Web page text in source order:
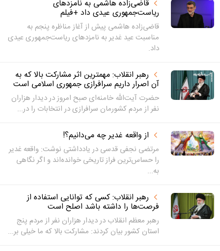
قاضی‌زاده‌ هاشمی به نامزدهای
ریاست‌جمهوری عیدی داد +فیلم
قاضی‌زاده هاشمی پیش از آغاز مناظره پنجم به
مناسبت عید غدیر به نامزدهای ریاست‌جمهوری عیدی
داد.
رهبر انقلاب: مهمترین اثر مشارکت بالا که به
آن اصرار داریم سرافرازی جمهوری اسلامی است
حضرت آیت‌الله خامنه‌ای صبح امروز در دیدار هزاران
نفر از مردم کشورمان سرافرازی در انتخابات را در...
از واقعه غدیر چه می‌دانیم؟!
مرتضی نجفی قدسی در یادداشتی نوشت: واقعه غدیر
را حساس‌ترین فراز تاریخی خوانده‌اند و اگر نگاهی
به...
رهبر انقلاب: کسی که توانایی استفاده از
فرصت‌ها را داشته باشد اصلح است
رهبر معظم انقلاب در دیدار هزاران نفر از مردم پنج
استان کشور بیان کردند: مشارکت بالا که ما خیلی بر...